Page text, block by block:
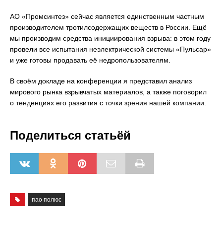
АО «Промсинтез» сейчас является единственным частным
производителем тротилсодержащих веществ в России. Ещё
мы производим средства инициирования взрыва: в этом году
провели все испытания неэлектрической системы «Пульсар»
и уже готовы продавать её недропользователям.
В своём докладе на конференции я представил анализ
мирового рынка взрывчатых материалов, а также поговорил
о тенденциях его развития с точки зрения нашей компании.
Поделиться статьёй
пао полюс